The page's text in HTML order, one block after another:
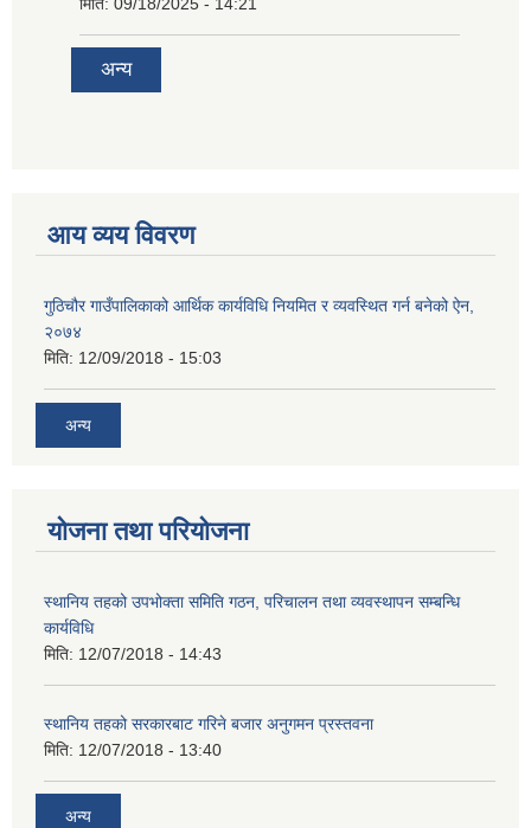
अन्य
आय व्यय विवरण
गुठिचौर गाउँपालिकाको आर्थिक कार्यविधि नियमित र व्यवस्थित गर्न बनेको ऐन,
२०७४
मिति: 12/09/2018 - 15:03
अन्य
योजना तथा परियोजना
स्थानिय तहको उपभोक्ता समिति गठन, परिचालन तथा व्यवस्थापन सम्बन्धि
कार्यविधि
मिति: 12/07/2018 - 14:43
स्थानिय तहको सरकारबाट गरिने बजार अनुगमन प्रस्तवना
मिति: 12/07/2018 - 13:40
अन्य